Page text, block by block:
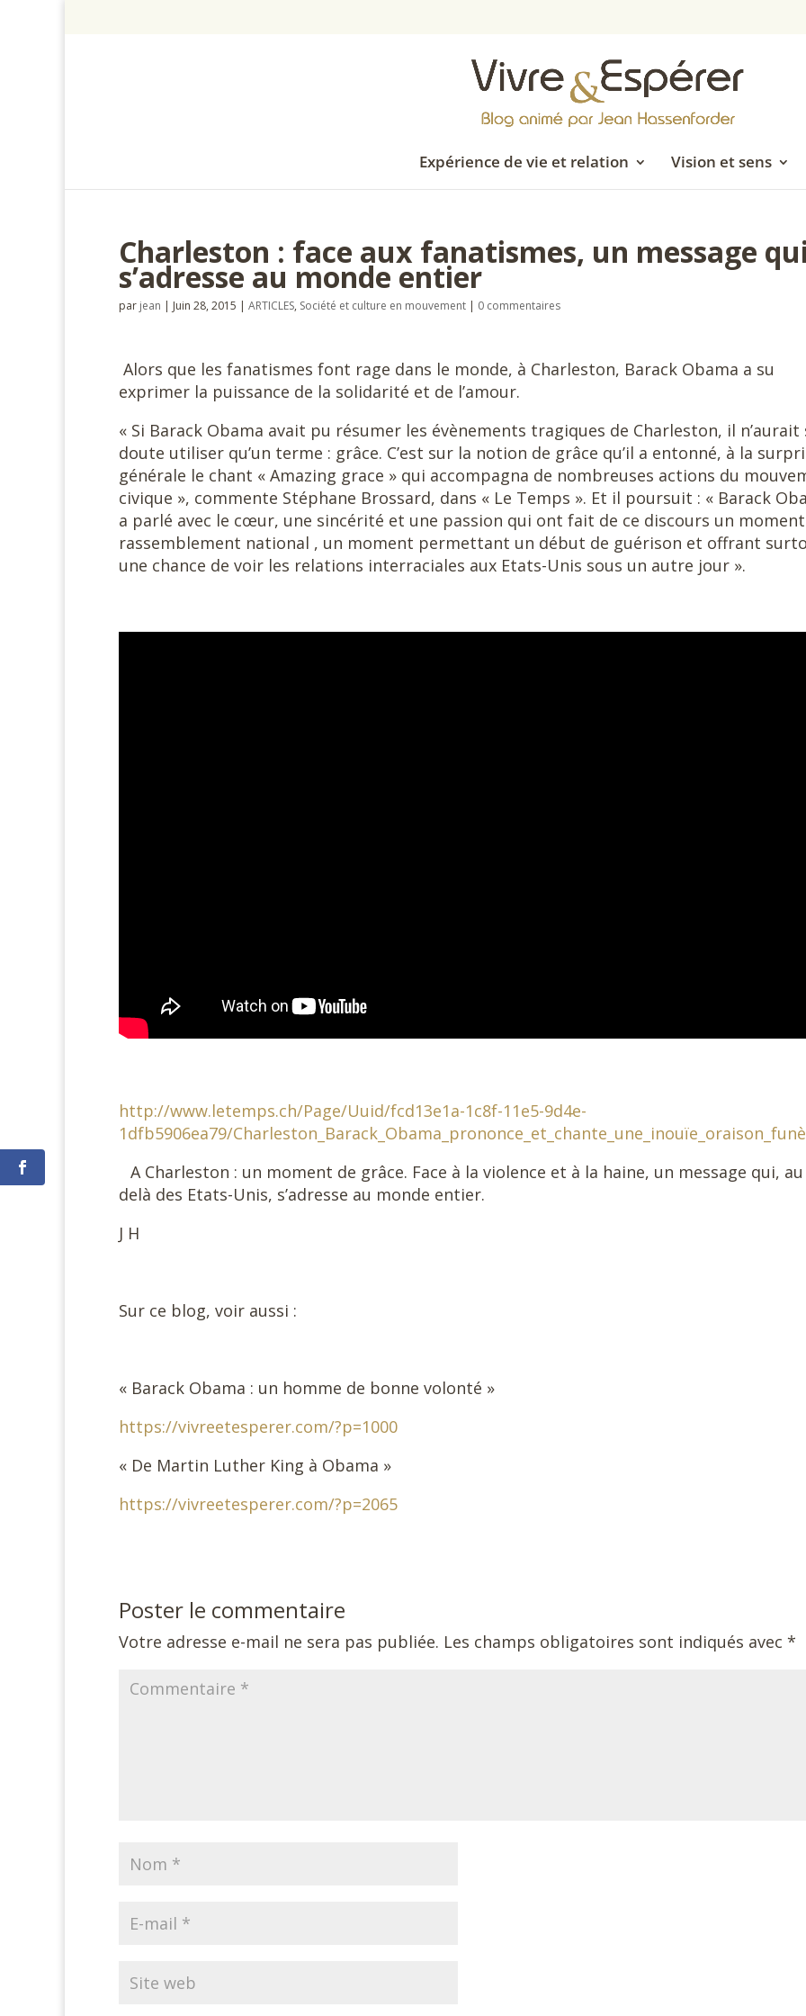
Expérience de vie et relation Vision et sens
Charleston : face aux fanatismes, un message
s’adresse au monde entier
par jean | Juin 28, 2015 | ARTICLES, Société et culture en mouvement | 0 commentaires
Alors que les fanatismes font rage dans le monde, à Charleston, Barack Obama a su
exprimer la puissance de la solidarité et de l’amour.
« Si Barack Obama avait pu résumer les évènements tragiques de Charleston, il n’aurait
doute utiliser qu’un terme : grâce. C’est sur la notion de grâce qu’il a entonné, à la
générale le chant « Amazing grace » qui accompagna de nombreuses actions du
civique », commente Stéphane Brossard, dans « Le Temps ». Et il poursuit : « Barack
a parlé avec le cœur, une sincérité et une passion qui ont fait de ce discours un
rassemblement national , un moment permettant un début de guérison et offrant
une chance de voir les relations interraciales aux Etats-Unis sous un autre jour ».
http://www.letemps.ch/Page/Uuid/fcd13e1a-1c8f-11e5-9d4e-
1dfb5906ea79/
A Charleston : un moment de grâce. Face à la violence et à la haine, un message qui, au
delà des Etats-Unis, s’adresse au monde entier.
J H
Sur ce blog, voir aussi :
« Barack Obama : un homme de bonne volonté »
https://vivreetesperer.com/?p=1000
« De Martin Luther King à Obama »
https://vivreetesperer.com/?p=2065
Poster le commentaire
Votre adresse e-mail ne sera pas publiée. Les champs obligatoires sont indiqués avec *